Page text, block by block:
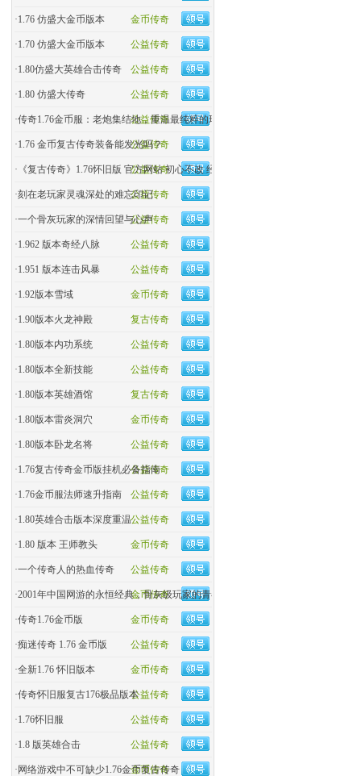
金币传奇
·1.76 仿盛大金币版本
公益传奇
·1.70 仿盛大金币版本
公益传奇
·1.80仿盛大英雄合击传奇
公益传奇
·1.80 仿盛大传奇
公益传奇
·传奇1.76金币服：老炮集结地，重温最纯粹的玛法热血！
公益传奇
·1.76 金币复古传奇装备能发光吗？
公益传奇
· 《复古传奇》1.76怀旧版 官方网站 初心不改 经典回归
公益传奇
·刻在老玩家灵魂深处的难忘印记
公益传奇
·一个骨灰玩家的深情回望与心声
公益传奇
·1.962 版本奇经八脉
公益传奇
·1.951 版本连击风暴
金币传奇
·1.92版本雪域
复古传奇
·1.90版本火龙神殿
公益传奇
·1.80版本内功系统
公益传奇
·1.80版本全新技能
复古传奇
·1.80版本英雄酒馆
金币传奇
·1.80版本雷炎洞穴
公益传奇
·1.80版本卧龙名将
公益传奇
·1.76复古传奇金币版挂机必备指南
公益传奇
·1.76金币服法师速升指南
公益传奇
·1.80英雄合击版本深度重温
金币传奇
·1.80 版本 王师教头
公益传奇
·一个传奇人的热血传奇
金币传奇
·2001年中国网游的永恒经典，骨灰级玩家的青春回忆杀！
金币传奇
·传奇1.76金币版
公益传奇
·痴迷传奇 1.76 金币版
金币传奇
·全新1.76 怀旧版本
公益传奇
·传奇怀旧服复古176极品版本
公益传奇
·1.76怀旧服
公益传奇
·1.8 版英雄合击
金币传奇
· 网络游戏中不可缺少1.76金币复古传奇